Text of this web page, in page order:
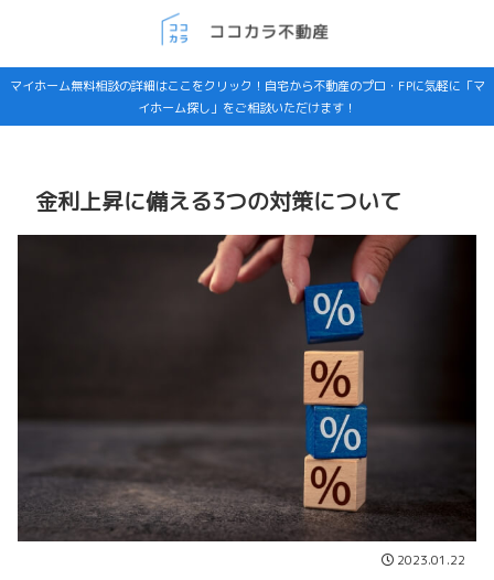
マイホーム無料相談の詳細はここをクリック！自宅から不動産のプロ・FPに気軽に「マ
イホーム探し」をご相談いただけます！
金利上昇に備える3つの対策について
2023.01.22